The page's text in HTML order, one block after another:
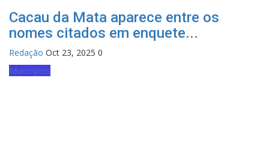
Cacau da Mata aparece entre os
nomes citados em enquete...
Redação Oct 23, 2025 0
Municípios